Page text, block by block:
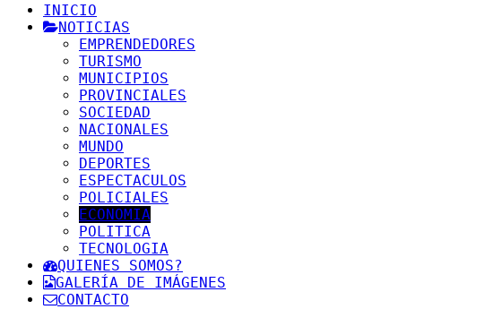
INICIO
NOTICIAS
EMPRENDEDORES
TURISMO
MUNICIPIOS
PROVINCIALES
SOCIEDAD
NACIONALES
MUNDO
DEPORTES
ESPECTACULOS
POLICIALES
ECONOMIA
POLITICA
TECNOLOGIA
QUIENES SOMOS?
GALERÍA DE IMÁGENES
CONTACTO